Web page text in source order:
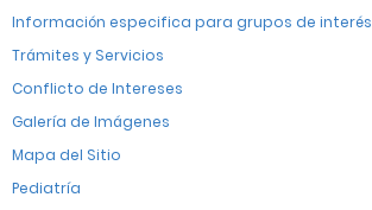
Información especifica para grupos de interés
Trámites y Servicios
Conflicto de Intereses
Galería de Imágenes
Mapa del Sitio
Pediatría